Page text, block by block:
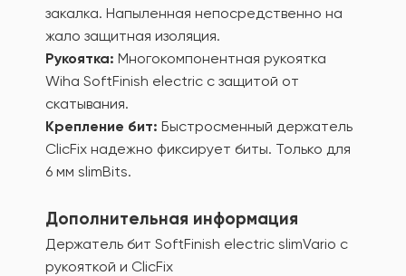
закалка. Напыленная непосредственно на
жало защитная изоляция.
Рукоятка: Многокомпонентная рукоятка
Wiha SoftFinish electric с защитой от
скатывания.
Крепление бит: Быстросменный держатель
ClicFix надежно фиксирует биты. Только для
6 мм slimBits.
Дополнительная информация
Держатель бит SoftFinish electric slimVario с
рукояткой и ClicFix